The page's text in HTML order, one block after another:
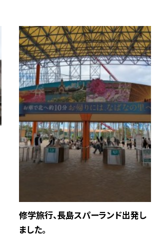
修学旅行、長島スパーランド出発し
ました。